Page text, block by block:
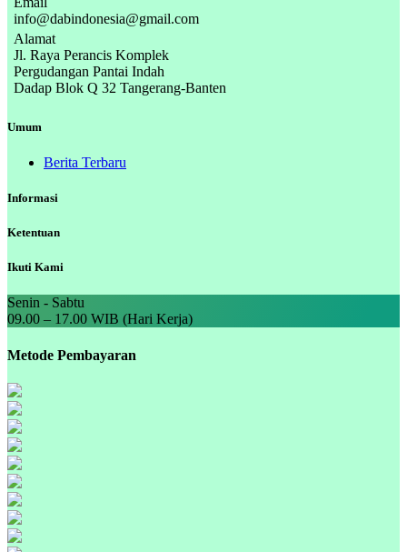
info@dabindonesia@gmail.com
Alamat
Jl. Raya Perancis Komplek
Pergudangan Pantai Indah
Dadap Blok Q 32 Tangerang-Banten
Umum
Berita Terbaru
Informasi
Ketentuan
Ikuti Kami
Senin - Sabtu
09.00 – 17.00 WIB (Hari Kerja)
Metode Pembayaran